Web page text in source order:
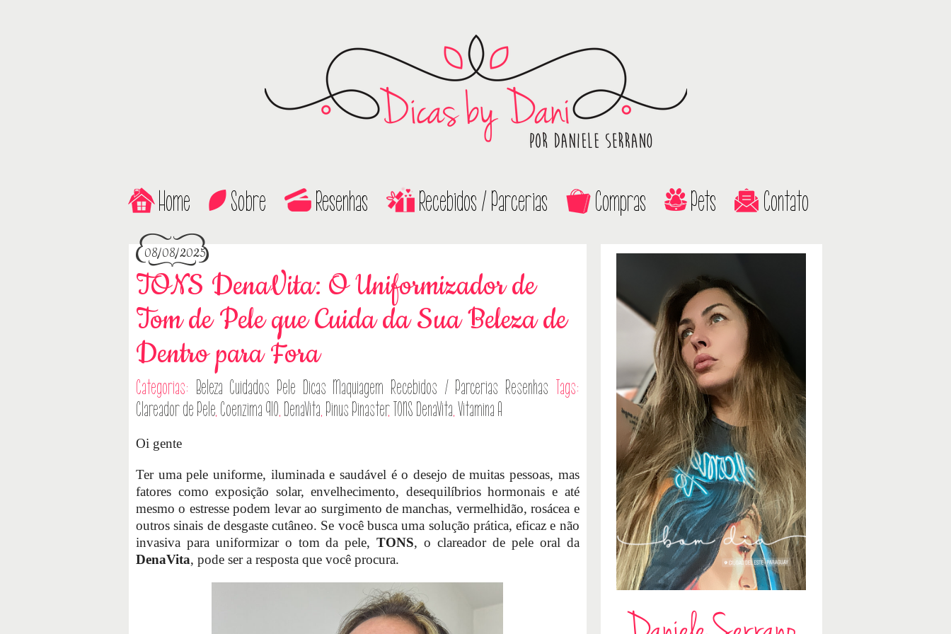
Home Sobre Resenhas Recebidos / Parcerias Compras Pets Contato
08/08/2025
TONS DenaVita: O Uniformizador de
Tom de Pele que Cuida da Sua Beleza de
Dentro para Fora
Categorias: Beleza Cuidados Pele Dicas Maquiagem Recebidos / Parcerias Resenhas Tags:
Clareador de Pele, Coenzima Q10, DenaVita, Pinus Pinaster, TONS DenaVita,Vitamina A
Oi gente
Ter uma pele uniforme, iluminada e saudável é o desejo de muitas pessoas, mas
fatores como exposição solar, envelhecimento, desequilíbrios hormonais e até
mesmo o estresse podem levar ao surgimento de manchas, vermelhidão, rosácea e
outros sinais de desgaste cutâneo. Se você busca uma solução prática, eficaz e não
invasiva para uniformizar o tom da pele,TONS, o clareador de pele oral da
DenaVita, pode ser a resposta que você procura.